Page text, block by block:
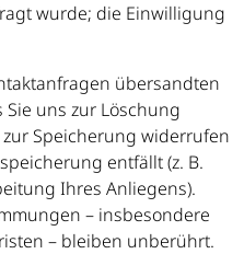
wurde; die Einwilligung
übersandten
uns zur Löschung
Speicherung widerrufen
entfällt (z. B.
Ihres Anliegens).
– insbesondere
– bleiben unberührt.